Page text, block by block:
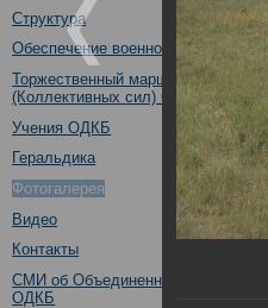
Структура
Обеспечение военной безопасности
Торжественный марш Войск
(Коллективных сил) ОДКБ
Учения ОДКБ
Геральдика
Фотогалерея
Видео
Контакты
СМИ об Объединенном штабе
ОДКБ